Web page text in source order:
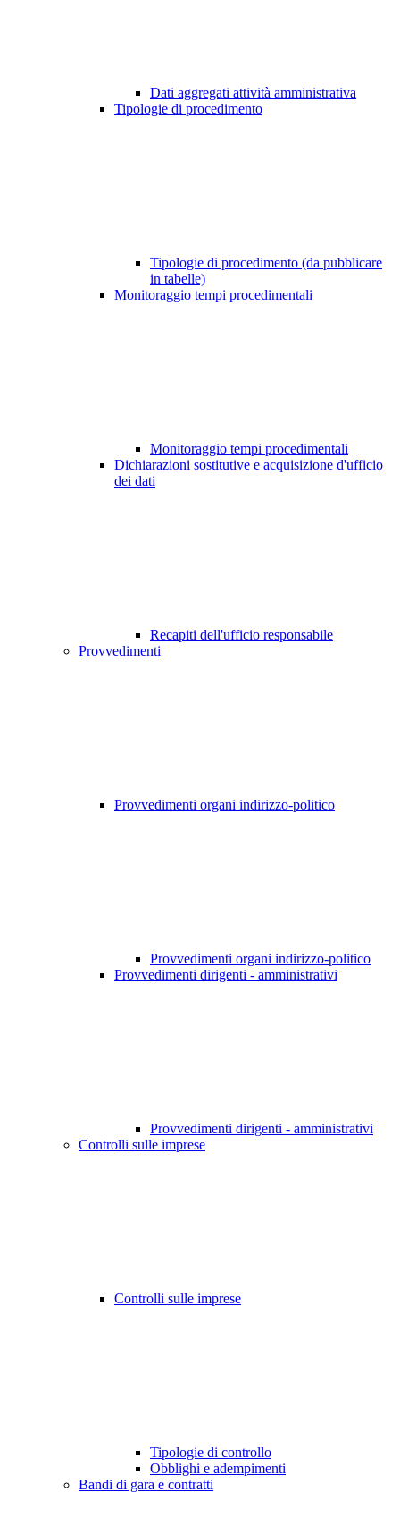
Dati aggregati attività amministrativa
Tipologie di procedimento
Tipologie di procedimento (da pubblicare
in tabelle)
Monitoraggio tempi procedimentali
Monitoraggio tempi procedimentali
Dichiarazioni sostitutive e acquisizione d'ufficio
dei dati
Recapiti dell'ufficio responsabile
Provvedimenti
Provvedimenti organi indirizzo-politico
Provvedimenti organi indirizzo-politico
Provvedimenti dirigenti - amministrativi
Provvedimenti dirigenti - amministrativi
Controlli sulle imprese
Controlli sulle imprese
Tipologie di controllo
Obblighi e adempimenti
Bandi di gara e contratti